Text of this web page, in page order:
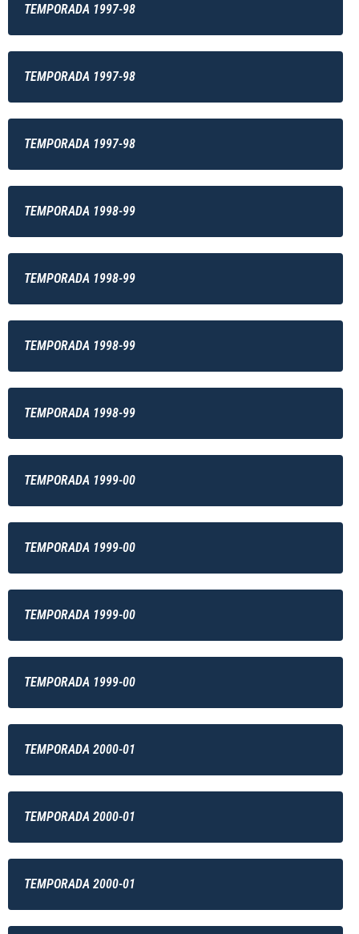
TEMPORADA 1997-98
TEMPORADA 1997-98
TEMPORADA 1997-98
TEMPORADA 1998-99
TEMPORADA 1998-99
TEMPORADA 1998-99
TEMPORADA 1998-99
TEMPORADA 1999-00
TEMPORADA 1999-00
TEMPORADA 1999-00
TEMPORADA 1999-00
TEMPORADA 2000-01
TEMPORADA 2000-01
TEMPORADA 2000-01